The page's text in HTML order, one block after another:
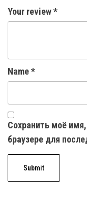
Your review*
Name*
Сохранить моё
браузере для